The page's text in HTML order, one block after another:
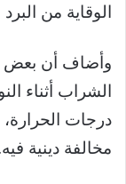
الوقاية من
وأضاف أن بعض
الشراب أثناء
درجات
مخالفة دينية